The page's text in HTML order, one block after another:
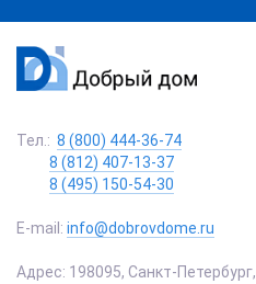
Тел.: 8 (800) 444-36-74
8 (812) 407-13-37
8 (495) 150-54-30
E-mail: info@dobrovdome.ru
Адрес: 198095, Санкт-Петербург,